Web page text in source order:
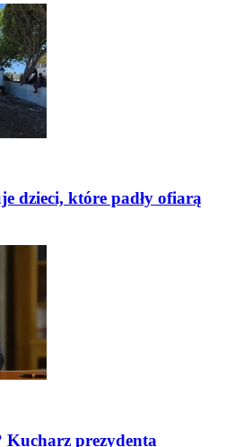
dzieci, które padły ofiarą
prezydenta